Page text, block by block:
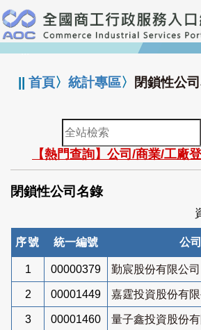
跳
到
主
要
:::
||首頁〉統計專區〉 閉鎖性公
全
站
檢
索
【熱門查詢】公司/商業/工廠
閉鎖性公司名錄
序號 統一編號 公
1 00000379 勤宸股份有限公司
2 00001449 嘉霆投資股份有限
3 00001460 量子鑫投資股份有